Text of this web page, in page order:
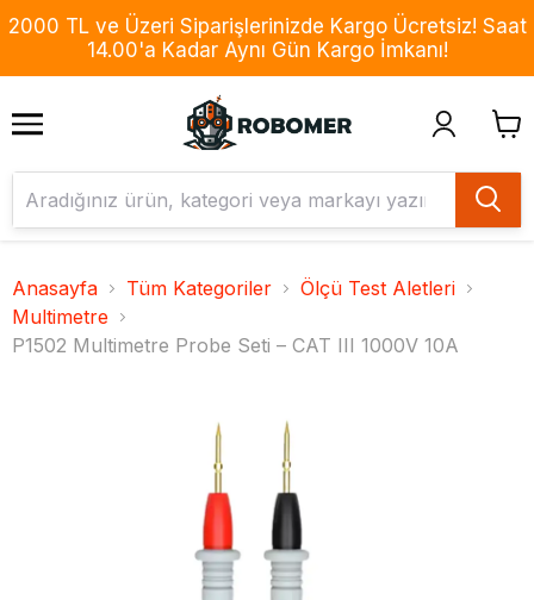
2000 TL ve Üzeri Siparişlerinizde Kargo Ücretsiz! Saat
14.00'a Kadar Aynı Gün Kargo İmkanı!
Anasayfa Tüm Kategoriler
Ölçü Test Aletleri
Multimetre
P1502 Multimetre Probe Seti – CAT III 1000V 10A